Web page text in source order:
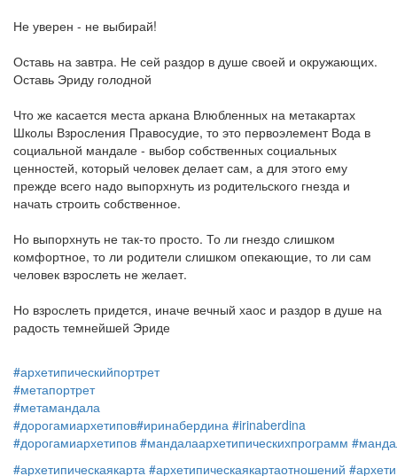
Не уверен - не выбирай!
Оставь на завтра. Не сей раздор в душе своей и окружающих.
Оставь Эриду голодной
Что же касается места аркана Влюбленных на метакартах
Школы Взросления Правосудие, то это первоэлемент Вода в
социальной мандале - выбор собственных социальных
ценностей, который человек делает сам, а для этого ему
прежде всего надо выпорхнуть из родительского гнезда и
начать строить собственное.
Но выпорхнуть не так-то просто. То ли гнездо слишком
комфортное, то ли родители слишком опекающие, то ли сам
человек взрослеть не желает.
Но взрослеть придется, иначе вечный хаос и раздор в душе на
радость темнейшей Эриде
#архетипическийпортрет
#метапортрет
#метамандала
#дорогамиархетипов#иринабердина #irinaberdina
#дорогамиархетипов #мандалаархетипическихпрограмм
#архетипическаякарта #архетипическаякартаотношений